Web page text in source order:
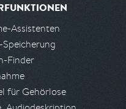
Assistenten
Finder
für Gehörlose